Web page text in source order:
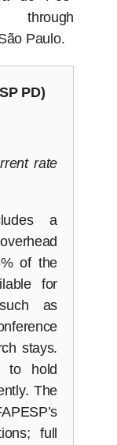
through
Paulo.
PD)
rate
a
of the
for
as
stays.
to hold
The
full